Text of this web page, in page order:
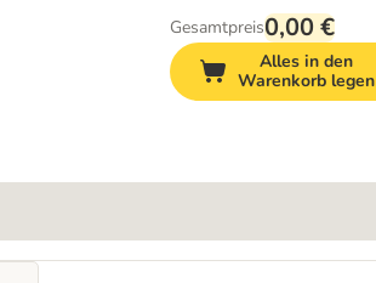
Gesamtpreis0,00 €
Alles in den
Warenkorb legen